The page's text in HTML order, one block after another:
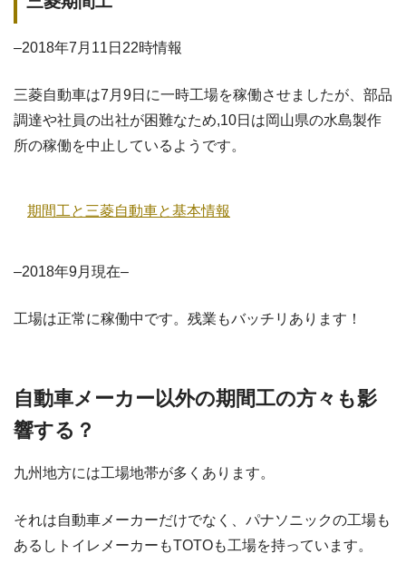
–2018年7月11日22時情報
三菱自動車は7月9日に一時工場を稼働させましたが、部品
調達や社員の出社が困難なため,10日は岡山県の水島製作
所の稼働を中止しているようです。
期間工と三菱自動車と基本情報
–2018年9月現在–
工場は正常に稼働中です。残業もバッチリあります！
自動車メーカー以外の期間工の方々も影
響する？
九州地方には工場地帯が多くあります。
それは自動車メーカーだけでなく、パナソニックの工場も
あるしトイレメーカーもTOTOも工場を持っています。